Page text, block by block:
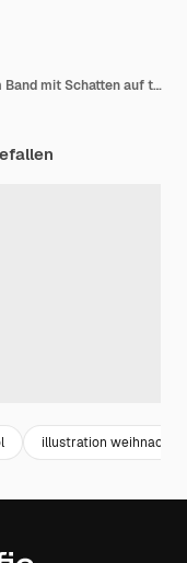
Schöne rosa Schleife mit diagonalem Band mit Schatten auf transparentem Hintergrund
illustration